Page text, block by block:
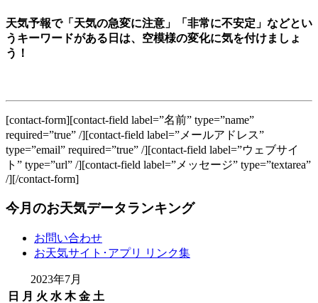
天気予報で「天気の急変に注意」「非常に不安定」などとい
うキーワードがある日は、空模様の変化に気を付けましょ
う！
[contact-form][contact-field label=”名前” type=”name”
required=”true” /][contact-field label=”メールアドレス”
type=”email” required=”true” /][contact-field label=”ウェブサイ
ト” type=”url” /][contact-field label=”メッセージ” type=”textarea”
/][/contact-form]
今月のお天気データランキング
お問い合わせ
お天気サイト･アプリ リンク集
2023年7月
日
月 火 水 木 金 土